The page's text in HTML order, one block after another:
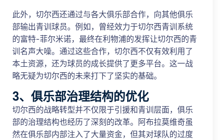
此外，切尔西还通过与各大俱乐部合作，向其他俱乐
部输出青训球员。例如，曾经效力于切尔西青训系统
的富特-菲尔米诺，最终在利物浦的发挥让切尔西的青
训名声大噪。通过这些合作，切尔西不仅有效利用了
本土资源，还为球员的成长提供了更多平台。这一战
略无疑为切尔西的未来打下了坚实的基础。
3、俱乐部治理结构的优化
切尔西的战略转型并不仅限于引援和青训层面，俱乐
部的治理结构也经历了深刻的改革。阿布拉莫维奇虽
然在俱乐部内部注入了大量资金，但其对球队的过度